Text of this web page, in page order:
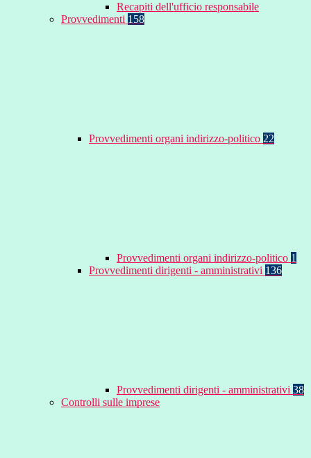
Recapiti dell'ufficio responsabile
Provvedimenti 158
Provvedimenti organi indirizzo-politico 22
Provvedimenti organi indirizzo-politico 1
Provvedimenti dirigenti - amministrativi 136
Provvedimenti dirigenti - amministrativi 38
Controlli sulle imprese